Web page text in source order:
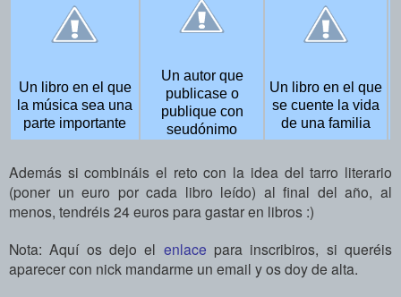
Un libro en el que
la música sea una
parte importante
Un autor que
publicase o
publique con
seudónimo
Un libro en el que
se cuente la vida
de una familia
Además si combináis el reto con la idea del tarro literario
(poner un euro por cada libro leído) al final del año, al
menos, tendréis 24 euros para gastar en libros :)
Nota: Aquí os dejo el enlace para inscribiros, si queréis
aparecer con nick mandarme un email y os doy de alta.